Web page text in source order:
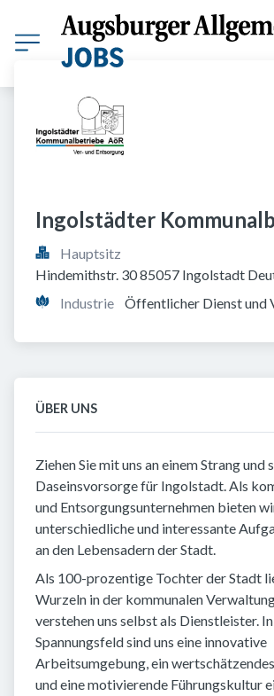
Ingolstädter
Hauptsitz
Hindemithstr. 30 85057 Ingolstadt
Industrie
Öffentlicher Dienst und
ÜBER UNS
Ziehen Sie mit uns an einem Strang und
Daseinsvorsorge für Ingolstadt. Als
und Entsorgungsunternehmen bieten
unterschiedliche und interessante
an den Lebensadern der Stadt.
Als 100-prozentige Tochter der Stadt
Wurzeln in der kommunalen
verstehen uns selbst als Dienstleister.
Spannungsfeld sind uns eine innovative
Arbeitsumgebung, ein
und eine motivierende Führungskultur